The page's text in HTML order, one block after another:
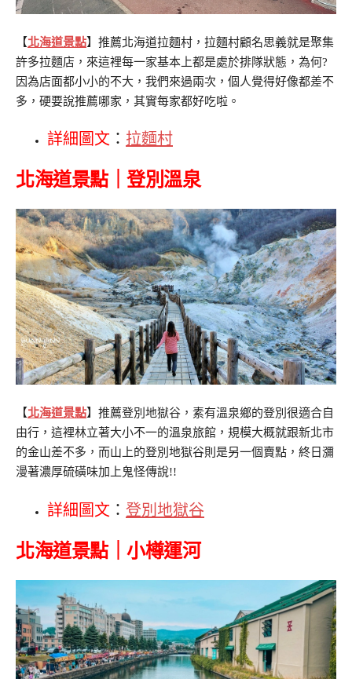
【北海道景點】推薦北海道拉麵村，拉麵村顧名思義就是聚集
許多拉麵店，來這裡每一家基本上都是處於排隊狀態，為何?
因為店面都小小的不大，我們來過兩次，個人覺得好像都差不
多，硬要說推薦哪家，其實每家都好吃啦。
詳細圖文 ： 拉麵村
北海道景點｜登別溫泉
【北海道景點】推薦登別地獄谷，素有溫泉鄉的登別很適合自
由行，這裡林立著大小不一的溫泉旅館，規模大概就跟新北市
的金山差不多，而山上的登別地獄谷則是另一個賣點，終日瀰
漫著濃厚硫磺味加上鬼怪傳說!!
詳細圖文 ： 登別地獄谷
北海道景點｜小樽運河